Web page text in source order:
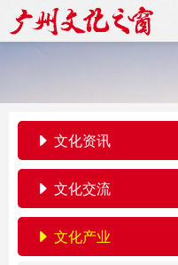
文化资讯
文化交流
文化产业